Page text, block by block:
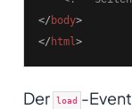
</ body>
</ html>
Der load -